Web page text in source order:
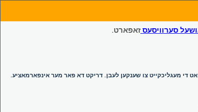
סערוויסעסזאפארט.
די מעגליכקייט צו שענקען לעבן. דריקט דא פאר מער אינפארמאציע.